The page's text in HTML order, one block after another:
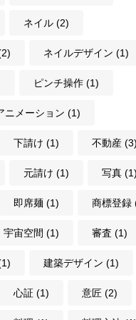
ネイル (2)
ネイルデザイン (1)
ピンチ操作 (1)
ニメーション (1)
下請け (1) 不動産 (3)
元請け (1) 写真 (1)
即席麺 (1) 商標登録
宇宙空間 (1) 審査 (1)
建築デザイン (1)
心証 (1) 意匠 (2)